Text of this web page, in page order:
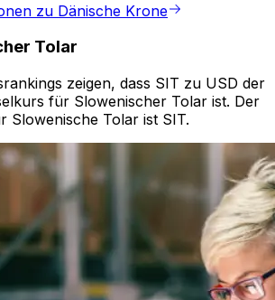
zu Dänische Krone
Tolar
zeigen, dass SIT zu USD der
für Slowenischer Tolar ist. Der
Slowenische Tolar ist SIT.